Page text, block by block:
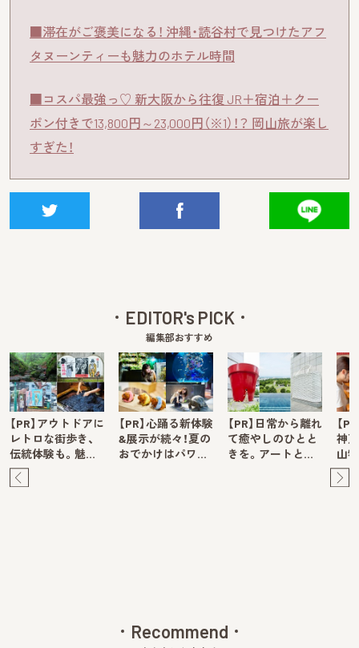
■滞在がご褒美になる！ 沖縄・読谷村で見つけたアフ
タヌーンティーも魅力のホテル時間
■コスパ最強っ♡ 新大阪から往復 JR＋宿泊＋クー
ポン付きで13,800円～23,000円（※1）！？ 岡山旅が楽し
すぎた！
EDITOR's PICK
編集部おすすめ
【PR】アウトドアに
レトロな街歩き、
伝統体験も。魅…
【PR】心踊る新体験
&展示が続々！夏の
おでかけはパワ…
【PR】日常から離れ
て癒やしのひとと
きを。アートと…
【
神
山
Recommend